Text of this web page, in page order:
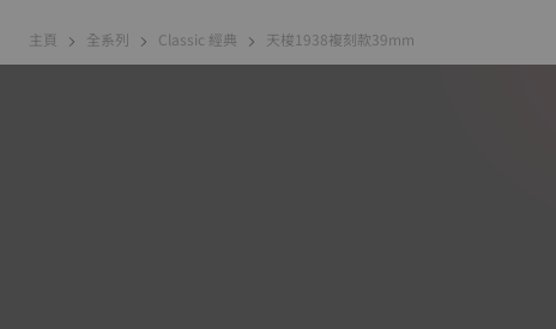
主頁 全系列 Classic 經典 天梭1938複刻款39mm